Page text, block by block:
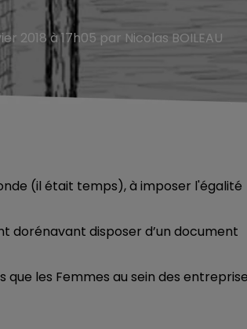
2018 à 17h05 par Nicolas BOILEAU
(il était temps), à imposer l'égalité
dorénavant disposer d’un document
les Femmes au sein des